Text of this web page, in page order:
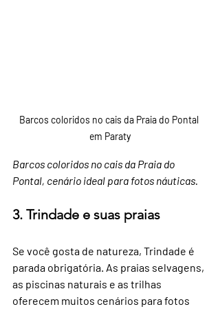
Barcos coloridos no cais da Praia do Pontal
em Paraty
Barcos coloridos no cais da Praia do
Pontal, cenário ideal para fotos náuticas.
3. Trindade e suas praias
Se você gosta de natureza, Trindade é
parada obrigatória. As praias selvagens,
as piscinas naturais e as trilhas
oferecem muitos cenários para fotos